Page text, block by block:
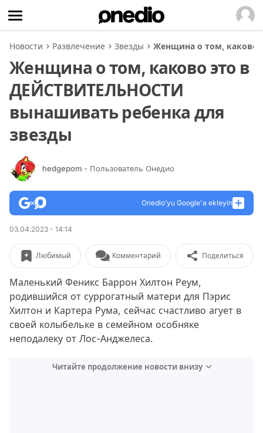
Новости Развлечение Звезды Женщина о том, каково
Женщина о том, каково это в
ДЕЙСТВИТЕЛЬНОСТИ
вынашивать ребенка для
звезды
hedgepom - Пользователь Онедио
Onedio’yu Google'a ekleyin
03.04.2023 - 14:14
Любимый Комментарий Поделиться
Маленький Феникс Баррон Хилтон Реум,
родившийся от суррогатный матери для Пэрис
Хилтон и Картера Рума, сейчас счастливо агует в
своей колыбельке в семейном особняке
неподалеку от Лос-Анджелеса.
Читайте продолжение новости внизу